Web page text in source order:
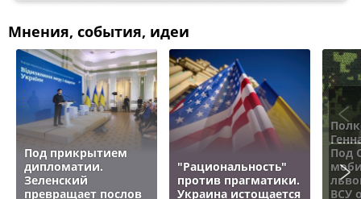
Мнения, события, идеи
Под прикрытием
дипломатии.
Зеленский
превращает послов
"Рациональность"
против прагматики.
Украина истощается
Под
ВСУ